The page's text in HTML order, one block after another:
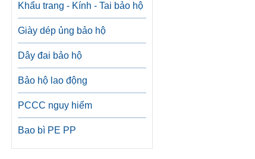
Khẩu trang - Kính - Tai bảo hộ
Giày dép ủng bảo hộ
Dây đai bảo hộ
Bảo hộ lao động
PCCC nguy hiểm
Bao bì PE PP